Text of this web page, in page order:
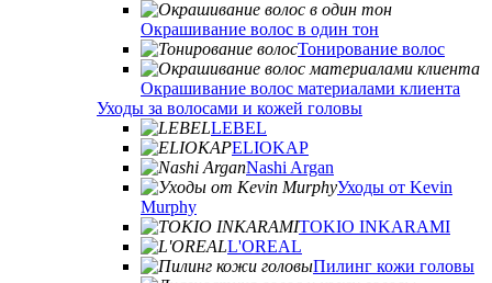
Окрашивание волос в один тон
Тонирование волос
Окрашивание волос материалами клиента
Уходы за волосами и кожей головы
LEBEL
ELIOKAP
Nashi Argan
Уходы от Kevin
Murphy
TOKIO INKARAMI
L'OREAL
Пилинг кожи головы